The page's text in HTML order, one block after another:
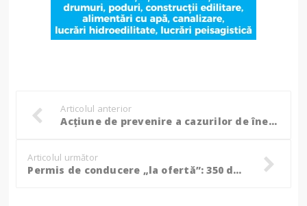
Articolul anterior
Acțiune de prevenire a cazurilor de înec pe lacul Stânca-Costești. Polițiștii au aplicat și amenzi! (Foto)
Articolul următor
Permis de conducere „la ofertă”: 350 de euro și dosar penal în Vama Rădăuți-Prut!